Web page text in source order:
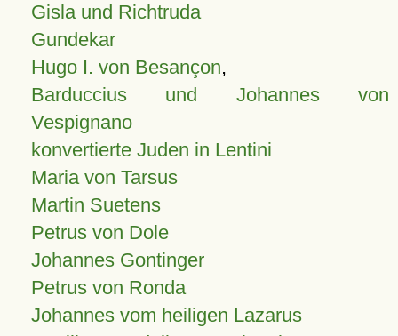
Gisla und Richtruda
Gundekar
Hugo I. von Besançon,
Barduccius und Johannes von
Vespignano
konvertierte Juden in Lentini
Maria von Tarsus
Martin Suetens
Petrus von Dole
Johannes Gontinger
Petrus von Ronda
Johannes vom heiligen Lazarus